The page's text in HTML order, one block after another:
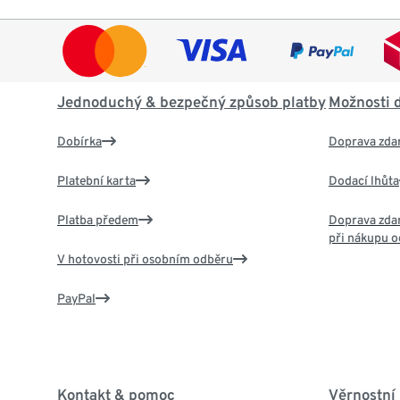
Jednoduchý & bezpečný způsob platby
Dobírka
Platební karta
Platba předem
V hotovosti při osobním odběru
PayPal
Možnosti
Doprava
Dodací lhůta
Doprava
při nákupu
Kontakt & pomoc Věrnostní